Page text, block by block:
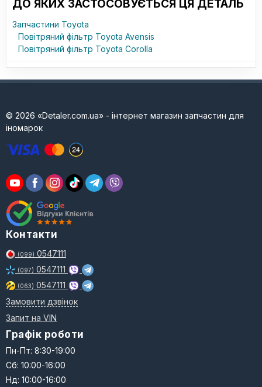
ДО ЯКИХ ЗАСТОСОВУЄТЬСЯ ЦЯ ДЕТАЛЬ
Запчастини Toyota
Повітряний фільтр Toyota Avensis
Повітряний фільтр Toyota Corolla
© 2026 «Detaler.com.ua» - інтернет магазин запчастин для
іномарок
Контакти
(099) 0547111
(097) 0547111
(063) 0547111
Замовити дзвінок
Запит на VIN
Графік роботи
Пн-Пт: 8:30-19:00
Сб: 10:00-16:00
Нд: 10:00-16:00